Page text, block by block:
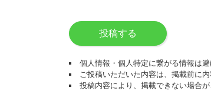
投稿する
個人情報・個人特定に繋がる情報は避
ご投稿いただいた内容は、掲載前に
投稿内容により、掲載できない場合